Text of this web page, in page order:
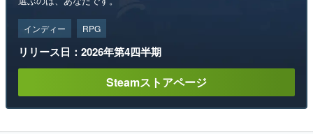
インディー RPG
リリース日：2026年第4四半期
Steamストアページ